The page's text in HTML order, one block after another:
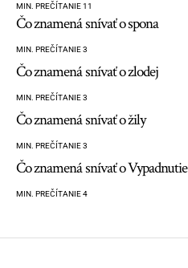
MIN. PREČÍTANIE 11
Čo znamená snívať o spona
MIN. PREČÍTANIE 3
Čo znamená snívať o zlodej
MIN. PREČÍTANIE 3
Čo znamená snívať o žily
MIN. PREČÍTANIE 3
Čo znamená snívať o
MIN. PREČÍTANIE 4